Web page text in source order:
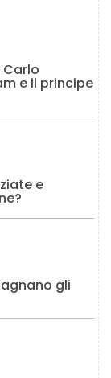
e il principe
e
gli